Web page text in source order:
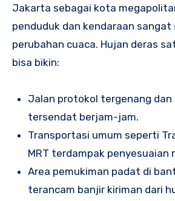
Jakarta sebagai kota
penduduk dan kendaraan
perubahan cuaca. Hujan deras
bisa bikin:
Jalan protokol tergenang dan
tersendat berjam-jam.
Transportasi umum seperti
MRT terdampak
Area pemukiman padat di
terancam banjir kiriman dari